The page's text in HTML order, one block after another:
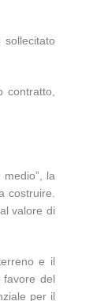
la
costruire.
valore di
e il
favore del
per il